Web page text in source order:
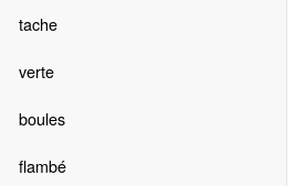
tache
verte
boules
flambé